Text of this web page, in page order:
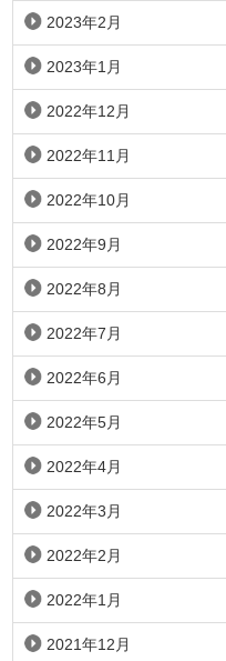
2023年2月
2023年1月
2022年12月
2022年11月
2022年10月
2022年9月
2022年8月
2022年7月
2022年6月
2022年5月
2022年4月
2022年3月
2022年2月
2022年1月
2021年12月